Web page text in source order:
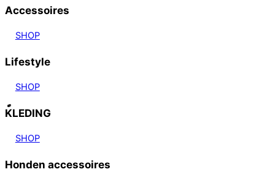
Accessoires
SHOP
Lifestyle
SHOP
KLEDING
SHOP
Honden accessoires